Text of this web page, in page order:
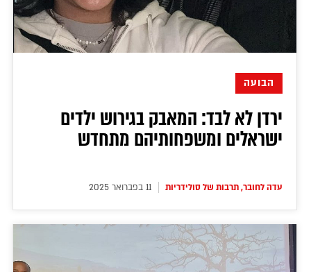
דירה להכיר
תוכן מקודם
© יובל סיגלר תקשורת בע"מ 2026
Designed, Developed and Powered byRGB Media
הבועה
ירדן לא לבד: המאבק בגירוש ילדים
ישראלים ומשפחותיהם מתחדש
עדה לחובר, תרבות של סולידריות 11 בפברואר 2025